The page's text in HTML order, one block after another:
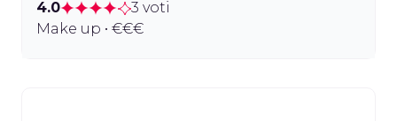
4.0
3 voti
Make up • €€€